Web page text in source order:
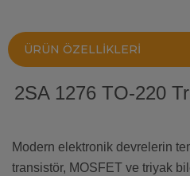
ÜRÜN ÖZELLIKLERI
2SA 1276 TO-220
Modern elektronik devrelerin
transistör, MOSFET ve triyak